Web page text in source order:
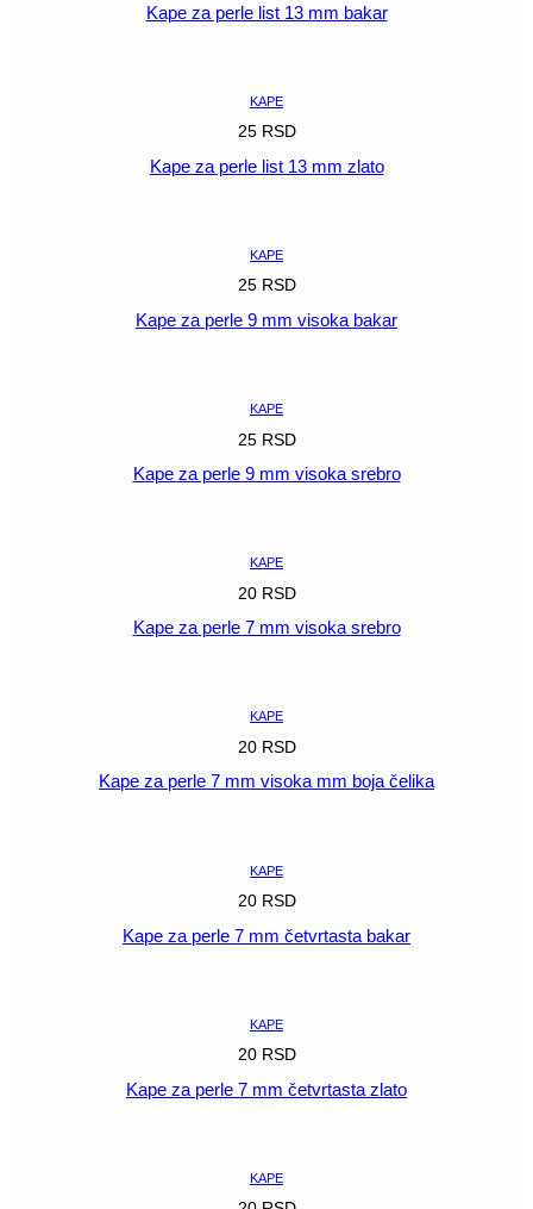
Kape za perle list 13 mm bakar
KAPE
25 RSD
Kape za perle list 13 mm zlato
KAPE
25 RSD
Kape za perle 9 mm visoka bakar
KAPE
25 RSD
Kape za perle 9 mm visoka srebro
KAPE
20 RSD
Kape za perle 7 mm visoka srebro
KAPE
20 RSD
Kape za perle 7 mm visoka mm boja čelika
KAPE
20 RSD
Kape za perle 7 mm četvrtasta bakar
KAPE
20 RSD
Kape za perle 7 mm četvrtasta zlato
KAPE